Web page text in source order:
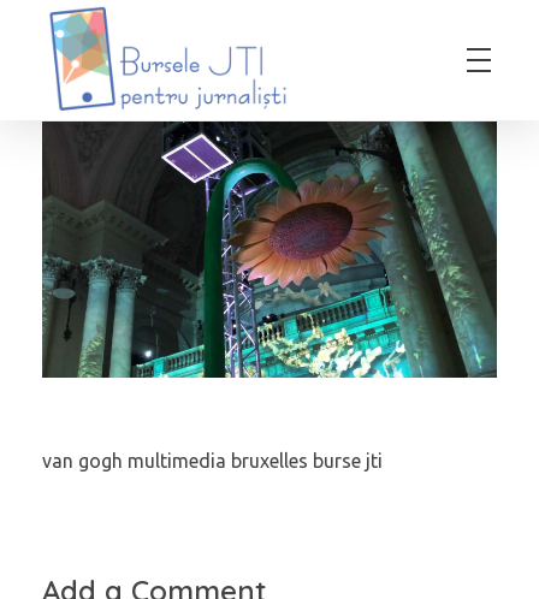
van gogh multimedia bruxelles burse jti
Add a Comment